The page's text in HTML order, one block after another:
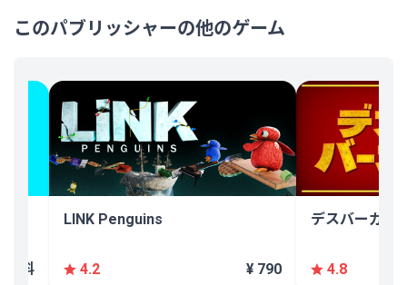
このパブリッシャーの他のゲーム
無料
LINK Penguins
4.2 ¥ 790
デスバーガー
4.8